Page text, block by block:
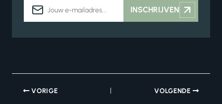
mailadres
INSCHRIJVEN
VORIGE VOLGENDE